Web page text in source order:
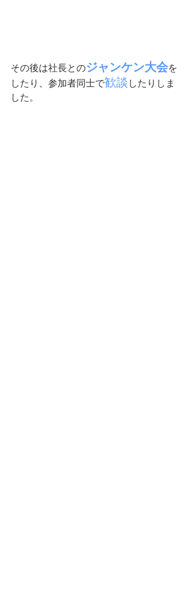
その後は社長とのジャンケン大会を
したり、参加者同士で歓談 したりしま
した。